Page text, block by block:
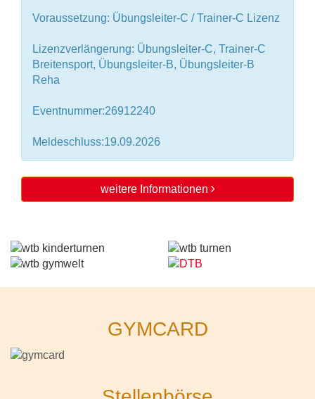
Voraussetzung: Übungsleiter-C / Trainer-C Lizenz
Lizenzverlängerung: Übungsleiter-C, Trainer-C
Breitensport, Übungsleiter-B, Übungsleiter-B
Reha
Eventnummer:26912240
Meldeschluss:19.09.2026
weitere Informationen
GYMCARD